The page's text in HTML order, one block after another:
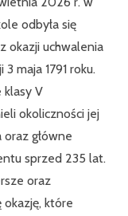
odbyła się
okazji uchwalenia
3 maja 1791 roku.
klasy V
okoliczności jej
główne
sprzed 235 lat.
oraz
które